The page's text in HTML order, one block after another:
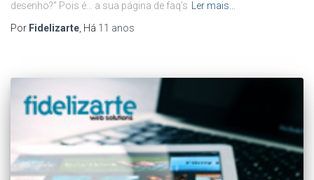
desenho?” Pois é… a sua página de faq’s Ler mais…
Por Fidelizarte, Há 11 anos